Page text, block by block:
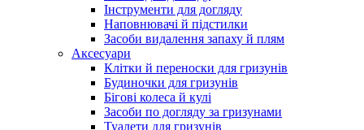
Інструменти для догляду
Наповнювачі й підстилки
Засоби видалення запаху й плям
Аксесуари
Клітки й переноски для гризунів
Будиночки для гризунів
Бігові колеса й кулі
Засоби по догляду за гризунами
Туалети для гризунів